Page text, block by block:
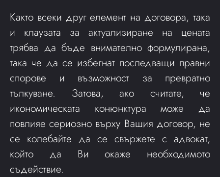
Както всеки друг елемент на договора, така
и клаузата за актуализиране на цената
трябва да бъде внимателно формулирана,
така че да се избегнат последващи правни
спорове и възможност за превратно
тълкуване. Затова, ако считате, че
икономическата конюнктура може да
повлияе сериозно върху Вашия договор, не
се колебайте да се свържете с адвокат,
който да Ви окаже необходимото
съдействие.